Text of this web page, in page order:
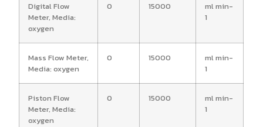
Digital Flow
Meter, Media:
oxygen
0 15000
ml min-
1
Mass Flow Meter,
Media: oxygen
0 15000
ml min-
1
Piston Flow
Meter, Media:
oxygen
0 15000
ml min-
1